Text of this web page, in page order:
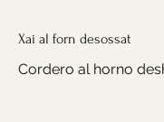
Xai al forn desossat
Cordero al horno